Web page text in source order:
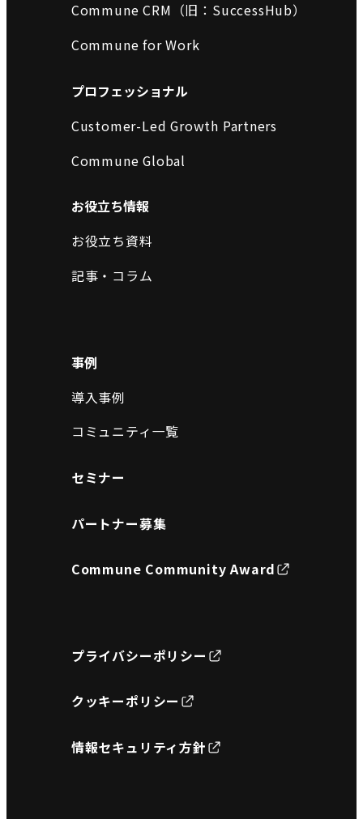
Commune CRM（旧：SuccessHub）
Commune for Work
プロフェッショナル
Customer-Led Growth Partners
Commune Global
お役立ち情報
お役立ち資料
記事・コラム
事例
導入事例
コミュニティ一覧
セミナー
パートナー募集
Commune Community Award
プライバシーポリシー
クッキーポリシー
情報セキュリティ方針